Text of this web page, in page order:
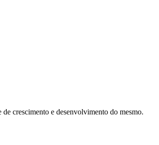
crescimento e desenvolvimento do mesmo.